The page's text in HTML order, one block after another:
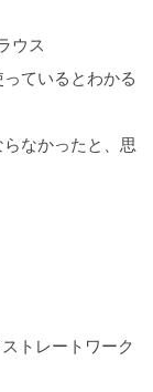
ウス
ているとわかる
なかったと、思
トレートワーク